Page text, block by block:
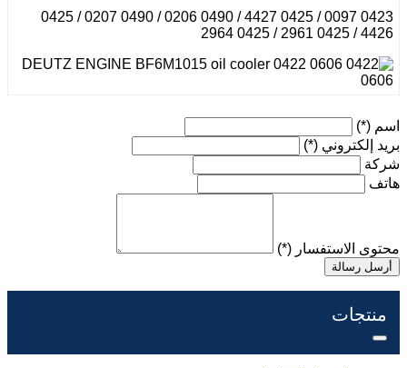
0423 0097 / 0425 4427 / 0490 0206 / 0490 0207 / 0425
4426 / 0425 2961 / 0425 2964
اسم (*)
بريد إلكتروني (*)
شركة
هاتف
محتوى الاستفسار (*)
أرسل رسالة
منتجات